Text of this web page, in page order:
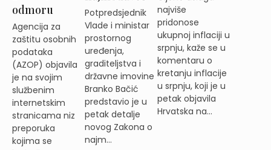
odmoru
Agencija za
zaštitu osobnih
podataka
(AZOP) objavila
je na svojim
službenim
internetskim
stranicama niz
preporuka
kojima se
Potpredsjednik
Vlade i ministar
prostornog
uređenja,
graditeljstva i
državne imovine
Branko Bačić
predstavio je u
petak detalje
novog Zakona o
najm...
najviše
pridonose
ukupnoj inflaciji u
srpnju, kaže se u
komentaru o
kretanju inflacije
u srpnju, koji je u
petak objavila
Hrvatska na...